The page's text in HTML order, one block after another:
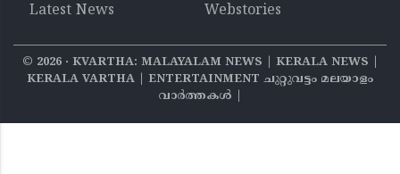
Latest News
Webstories
© 2026‧ KVARTHA: MALAYALAM NEWS | KERALA NEWS |
KERALA VARTHA | ENTERTAINMENT ചുറ്റുവട്ടം മലയാളം
വാര്‍ത്തകൾ |